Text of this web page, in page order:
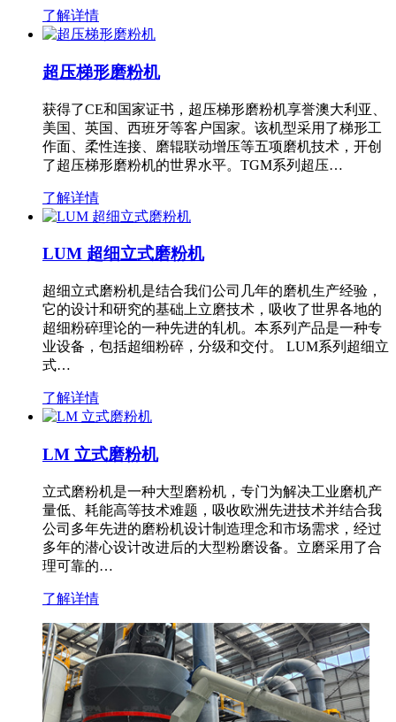
了解详情
超压梯形磨粉机
获得了CE和国家证书，超压梯形磨粉机享誉澳大利亚、
美国、英国、西班牙等客户国家。该机型采用了梯形工
作面、柔性连接、磨辊联动增压等五项磨机技术，开创
了超压梯形磨粉机的世界水平。TGM系列超压…
了解详情
LUM 超细立式磨粉机
超细立式磨粉机是结合我们公司几年的磨机生产经验，
它的设计和研究的基础上立磨技术，吸收了世界各地的
超细粉碎理论的一种先进的轧机。本系列产品是一种专
业设备，包括超细粉碎，分级和交付。 LUM系列超细立
式…
了解详情
LM 立式磨粉机
立式磨粉机是一种大型磨粉机，专门为解决工业磨机产
量低、耗能高等技术难题，吸收欧洲先进技术并结合我
公司多年先进的磨粉机设计制造理念和市场需求，经过
多年的潜心设计改进后的大型粉磨设备。立磨采用了合
理可靠的…
了解详情